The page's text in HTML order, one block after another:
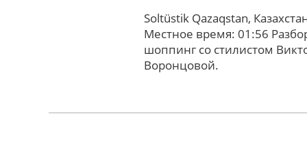
Soltüstik Qazaqstan,
Местное время: 01:56
шоппинг со стилистом
Воронцовой.